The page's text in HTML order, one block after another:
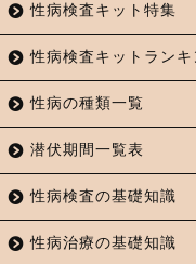
性病検査キット特集
性病検査キットランキ
性病の種類一覧
潜伏期間一覧表
性病検査の基礎知識
性病治療の基礎知識